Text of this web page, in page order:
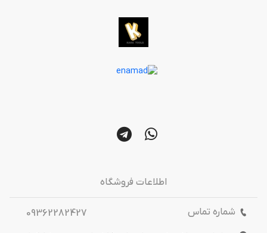
اطلاعات فروشگاه
شماره تماس
09362282427